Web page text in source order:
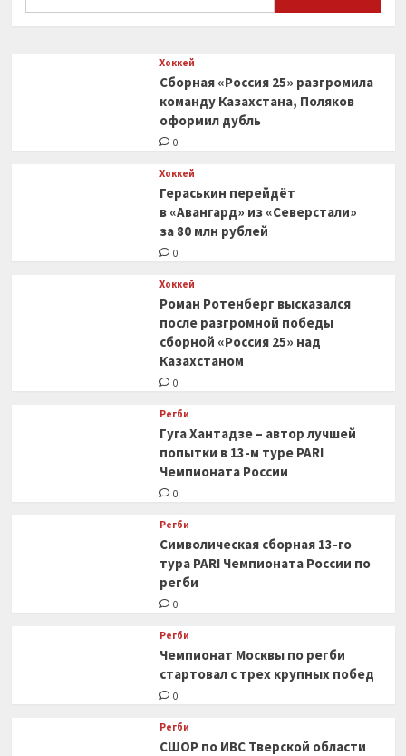
по количеству
за последние
Хоккей
Сборная «Россия 25» разгромила
команду Казахстана, Поляков
оформил дубль
0
Хоккей
Гераськин перейдёт
в «Авангард» из «Северстали»
за 80 млн рублей
0
Хоккей
Роман Ротенберг высказался
после разгромной победы
сборной «Россия 25» над
Казахстаном
0
Регби
Гуга Хантадзе – автор лучшей
попытки в 13-м туре PARI
Чемпионата России
0
Регби
Символическая сборная 13-го
тура PARI Чемпионата России по
регби
0
Регби
Чемпионат Москвы по регби
стартовал с трех крупных побед
0
Регби
СШОР по ИВС Тверской области